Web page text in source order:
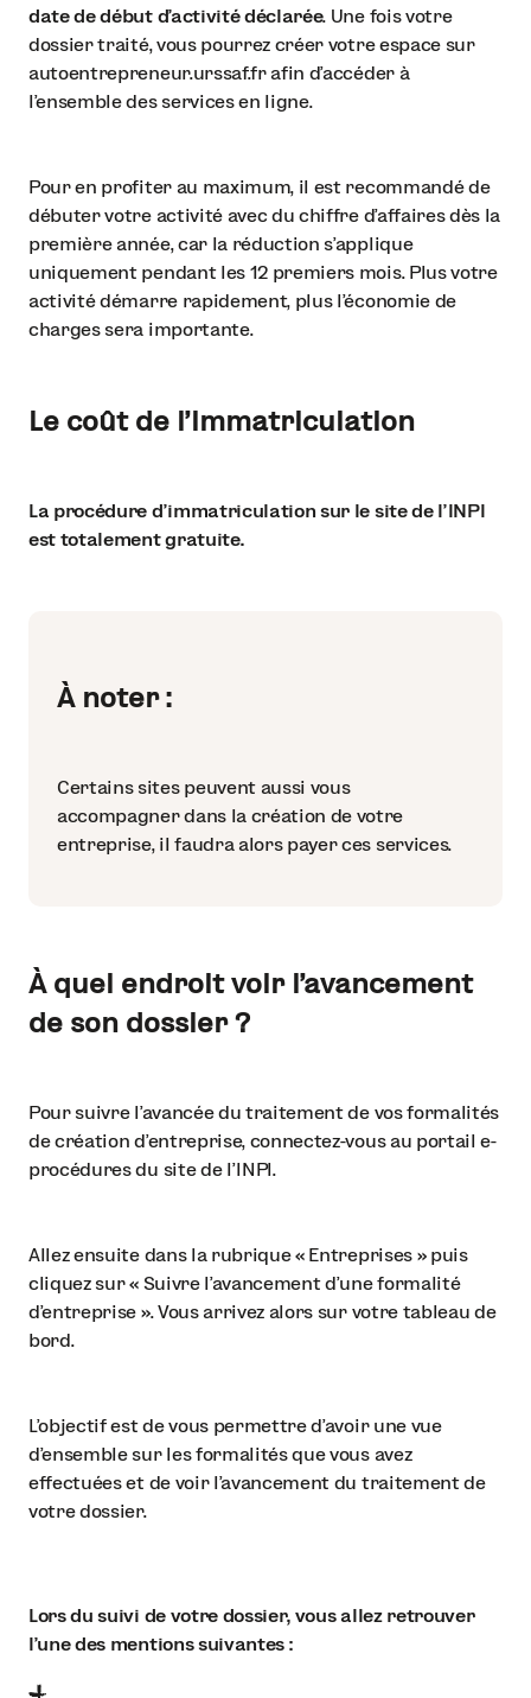
date de début d’activité déclarée. Une fois votre
dossier traité, vous pourrez créer votre espace sur
autoentrepreneur.urssaf.fr afin d’accéder à
l’ensemble des services en ligne.
Pour en profiter au maximum, il est recommandé de
débuter votre activité avec du chiffre d’affaires dès la
première année, car la réduction s’applique
uniquement pendant les 12 premiers mois. Plus votre
activité démarre rapidement, plus l’économie de
charges sera importante.
Le coût de l’immatriculation
La procédure d’immatriculation sur le site de l’INPI
est totalement gratuite.
À noter :
Certains sites peuvent aussi vous
accompagner dans la création de votre
entreprise, il faudra alors payer ces services.
À quel endroit voir l’avancement
de son dossier ?
Pour suivre l’avancée du traitement de vos formalités
de création d’entreprise, connectez-vous au portail e-
procédures du site de l’INPI.
Allez ensuite dans la rubrique « Entreprises » puis
cliquez sur « Suivre l’avancement d’une formalité
d’entreprise ». Vous arrivez alors sur votre tableau de
bord.
L’objectif est de vous permettre d’avoir une vue
d’ensemble sur les formalités que vous avez
effectuées et de voir l’avancement du traitement de
votre dossier.
Lors du suivi de votre dossier, vous allez retrouver
l’une des mentions suivantes :